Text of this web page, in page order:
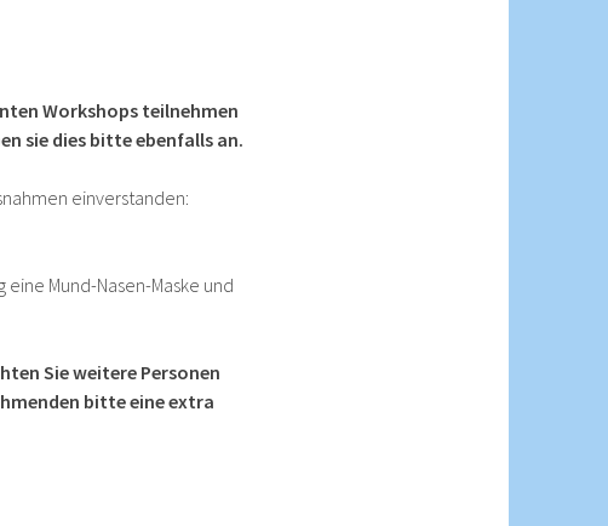
Workshops teilnehmen
sie dies bitte ebenfalls an.
einverstanden:
Mund-Nasen-Maske und
Sie weitere Personen
bitte eine extra